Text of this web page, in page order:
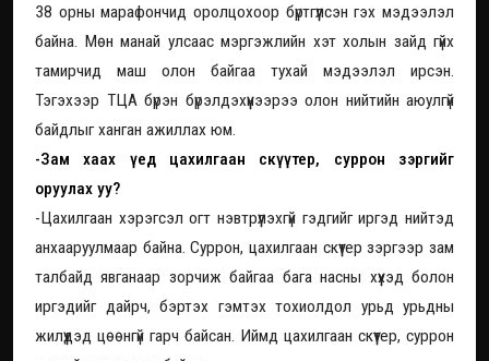
38 орны марафончид оролцохоор бүртгүүлсэн гэх мэдээлэл
байна. Мөн манай улсаас мэргэжлийн хэт холын зайд гүйх
тамирчид маш олон байгаа тухай мэдээлэл ирсэн.
Тэгэхээр ТЦА бүрэн бүрэлдэхүүнээрээ олон нийтийн аюулгүй
байдлыг ханган ажиллах юм.
-Зам хаах үед цахилгаан скүүтер, суррон зэргийг
оруулах уу?
-Цахилгаан хэрэгсэл огт нэвтрүүлэхгүй гэдгийг иргэд нийтэд
анхааруулмаар байна. Суррон, цахилгаан скүүтер зэргээр зам
талбайд явганаар зорчиж байгаа бага насны хүүхэд болон
иргэдийг дайрч, бэртэх гэмтэх тохиолдол урьд урьдны
жилүүдэд цөөнгүй гарч байсан. Иймд цахилгаан скүүтер, суррон